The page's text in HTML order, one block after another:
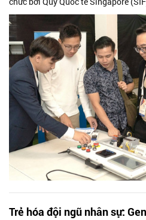
Quốc gia Singapore...
Trẻ hóa đội ngũ nhân sự: